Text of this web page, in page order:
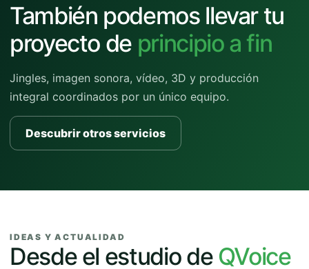
También podemos llevar tu
proyecto de principio a fin
Jingles, imagen sonora, vídeo, 3D y producción
integral coordinados por un único equipo.
Descubrir otros servicios
IDEAS Y ACTUALIDAD
Desde el estudio de QVoice